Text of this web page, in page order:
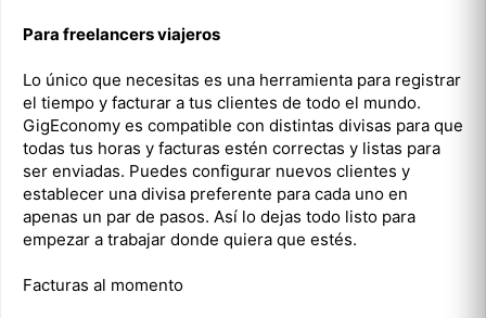
Para freelancers viajeros
Lo único que necesitas es una herramienta para registrar
el tiempo y facturar a tus clientes de todo el mundo.
GigEconomy es compatible con distintas divisas para que
todas tus horas y facturas estén correctas y listas para
ser enviadas. Puedes configurar nuevos clientes y
establecer una divisa preferente para cada uno en
apenas un par de pasos. Así lo dejas todo listo para
empezar a trabajar donde quiera que estés.
Facturas al momento